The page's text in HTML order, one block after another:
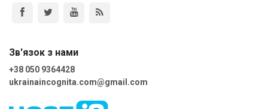
Зв'язок з нами
+38 050 9364428
ukrainaincognita.com@gmail.com